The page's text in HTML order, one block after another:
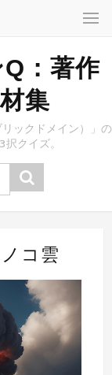
：著作
集
ックドメイン）」の
クイズ。
コ雲